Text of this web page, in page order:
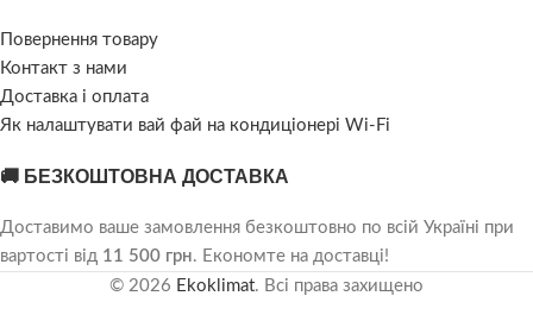
Повернення товару
Контакт з нами
Доставка і оплата
Як налаштувати вай фай на кондиціонері Wi-Fi
🚚 БЕЗКОШТОВНА ДОСТАВКА
Доставимо ваше замовлення безкоштовно по всій Україні при
вартості від 11 500 грн. Економте на доставці!
© 2026 Ekoklimat. Всі права захищено